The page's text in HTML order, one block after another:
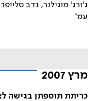
ג'ורג' מוגילנר, נדב
עמ'
מרץ 2007
כריתת תוספתן בגישה